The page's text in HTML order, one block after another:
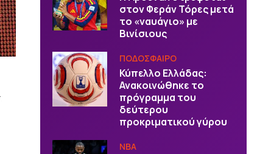
στον Φεράν Τόρες μετά
το «ναυάγιο» με
Βινίσιους
ΠΟΔΟΣΦΑΙΡΟ
Κύπελλο Ελλάδας:
Ανακοινώθηκε το
πρόγραμμα του
δεύτερου
προκριματικού γύρου
NBA